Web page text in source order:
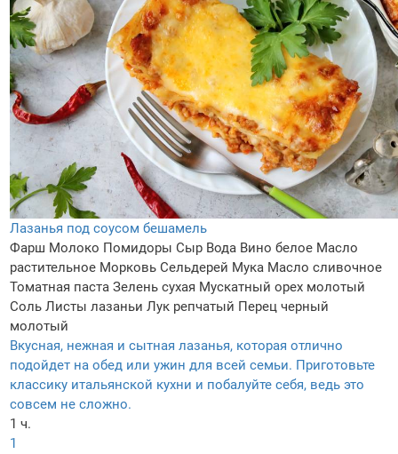
Лазанья под соусом бешамель
Фарш Молоко Помидоры Сыр Вода Вино белое Масло
растительное Морковь Сельдерей Мука Масло сливочное
Томатная паста Зелень сухая Мускатный орех молотый
Соль Листы лазаньи Лук репчатый Перец черный
молотый
Вкусная, нежная и сытная лазанья, которая отлично
подойдет на обед или ужин для всей семьи. Приготовьте
классику итальянской кухни и побалуйте себя, ведь это
совсем не сложно.
1 ч.
1